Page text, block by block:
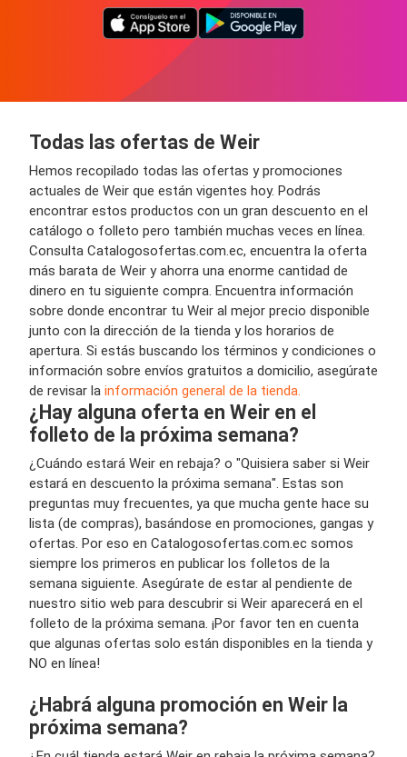
Todas las ofertas de Weir
Hemos recopilado todas las ofertas y promociones
actuales de Weir que están vigentes hoy. Podrás
encontrar estos productos con un gran descuento en el
catálogo o folleto pero también muchas veces en línea.
Consulta Catalogosofertas.com.ec, encuentra la oferta
más barata de Weir y ahorra una enorme cantidad de
dinero en tu siguiente compra. Encuentra información
sobre donde encontrar tu Weir al mejor precio disponible
junto con la dirección de la tienda y los horarios de
apertura. Si estás buscando los términos y condiciones o
información sobre envíos gratuitos a domicilio, asegúrate
de revisar la información general de la tienda.
¿Hay alguna oferta en Weir en el
folleto de la próxima semana?
¿Cuándo estará Weir en rebaja? o "Quisiera saber si Weir
estará en descuento la próxima semana". Estas son
preguntas muy frecuentes, ya que mucha gente hace su
lista (de compras), basándose en promociones, gangas y
ofertas. Por eso en Catalogosofertas.com.ec somos
siempre los primeros en publicar los folletos de la
semana siguiente. Asegúrate de estar al pendiente de
nuestro sitio web para descubrir si Weir aparecerá en el
folleto de la próxima semana. ¡Por favor ten en cuenta
que algunas ofertas solo están disponibles en la tienda y
NO en línea!
¿Habrá alguna promoción en Weir la
próxima semana?